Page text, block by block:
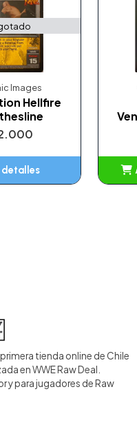
Images
Hellfire
detalles
tienda online de Chile
en WWE Raw Deal.
y para jugadores de Raw